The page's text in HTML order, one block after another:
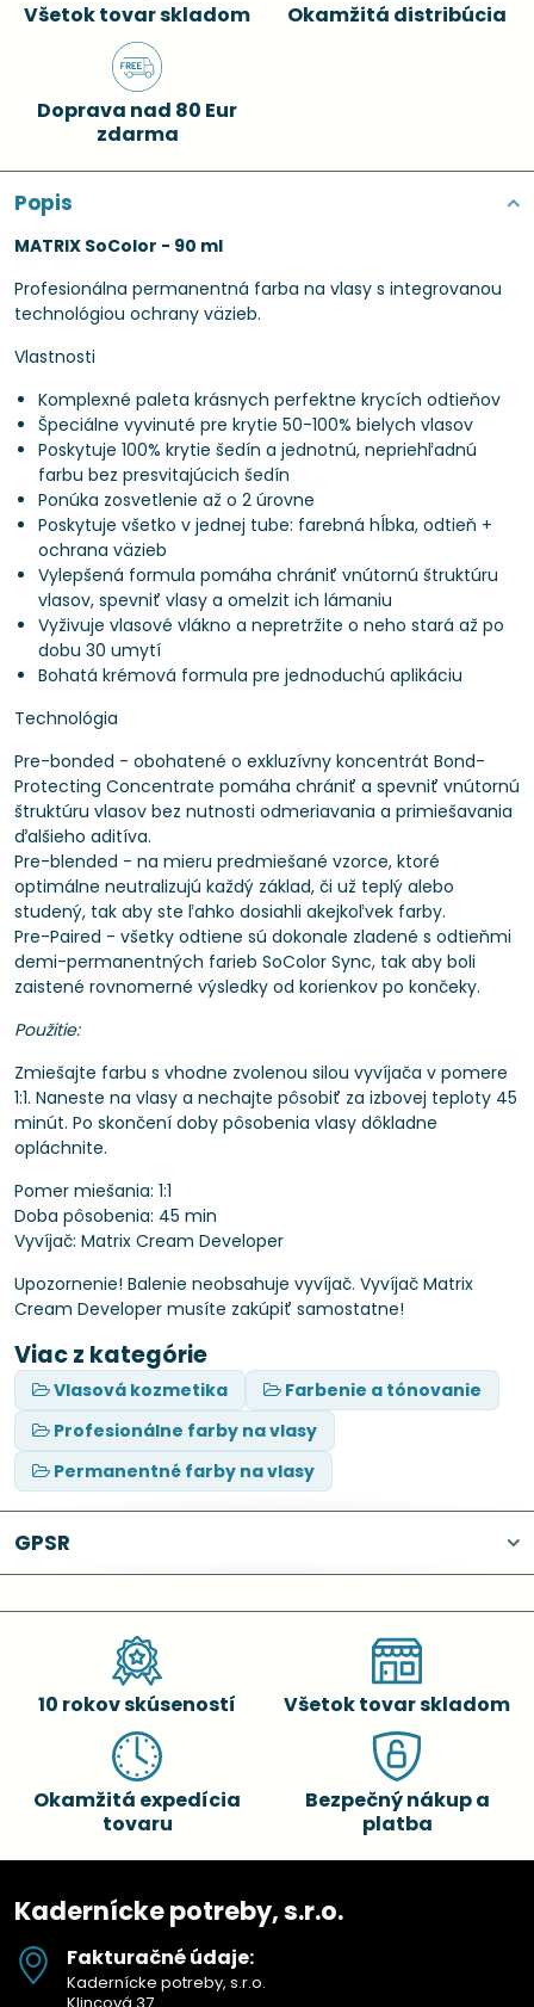
Všetok tovar skladom Okamžitá distribúcia
Doprava nad 80 Eur
zdarma
Popis
MATRIX SoColor - 90 ml
Profesionálna permanentná farba na vlasy s integrovanou
technológiou ochrany väzieb.
Vlastnosti
Komplexné paleta krásnych perfektne krycích odtieňov
Špeciálne vyvinuté pre krytie 50-100% bielych vlasov
Poskytuje 100% krytie šedín a jednotnú, nepriehľadnú
farbu bez presvitajúcich šedín
Ponúka zosvetlenie až o 2 úrovne
Poskytuje všetko v jednej tube: farebná hĺbka, odtieň +
ochrana väzieb
Vylepšená formula pomáha chrániť vnútornú štruktúru
vlasov, spevniť vlasy a omelzit ich lámaniu
Vyživuje vlasové vlákno a nepretržite o neho stará až po
dobu 30 umytí
Bohatá krémová formula pre jednoduchú aplikáciu
Technológia
Pre-bonded - obohatené o exkluzívny koncentrát Bond-
Protecting Concentrate pomáha chrániť a spevniť vnútornú
štruktúru vlasov bez nutnosti odmeriavania a primiešavania
ďalšieho aditíva.
Pre-blended - na mieru predmiešané vzorce, ktoré
optimálne neutralizujú každý základ, či už teplý alebo
studený, tak aby ste ľahko dosiahli akejkoľvek farby.
Pre-Paired - všetky odtiene sú dokonale zladené s odtieňmi
demi-permanentných farieb SoColor Sync, tak aby boli
zaistené rovnomerné výsledky od korienkov po končeky.
Použitie:
Zmiešajte farbu s vhodne zvolenou silou vyvíjača v pomere
1:1. Naneste na vlasy a nechajte pôsobiť za izbovej teploty 45
minút. Po skončení doby pôsobenia vlasy dôkladne
opláchnite.
Pomer miešania: 1:1
Doba pôsobenia: 45 min
Vyvíjač: Matrix Cream Developer
Upozornenie! Balenie neobsahuje vyvíjač. Vyvíjač Matrix
Cream Developer musíte zakúpiť samostatne!
Viac z kategórie
Vlasová kozmetika
Farbenie a tónovanie
Profesionálne farby na vlasy
Permanentné farby na vlasy
GPSR
10 rokov skúseností Všetok tovar skladom
Okamžitá expedícia
tovaru
Bezpečný nákup a
platba
Kadernícke potreby, s.r.o.
Fakturačné údaje:
Kadernícke potreby, s.r.o.